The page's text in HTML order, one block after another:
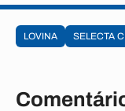
LOVINA SELECTA